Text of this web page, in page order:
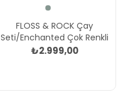
FLOSS & ROCK Çay
Seti/Enchanted Çok Renkli
₺2.999,00